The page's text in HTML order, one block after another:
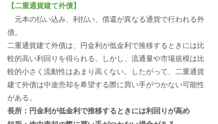
【二重通貨建て外債】
元本の払い込み、利払い、償還が異なる通貨で行われる外
債。
二重通貨建て外債は、円金利が低金利で推移するときには比
較的高い利回りを得られる。しかし、流通量や市場規模は比
較的小さく流動性はあまり高くない。したがって、二重通貨
建て外債は中途売却を希望する際に買い手がつかない可能性
がある。
長所：円金利が低金利で推移するときには利回りが高め